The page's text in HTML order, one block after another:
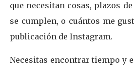
que necesitan cosas, plazos
se cumplen, o cuántos me
publicación de Instagram.
Necesitas encontrar tiempo y